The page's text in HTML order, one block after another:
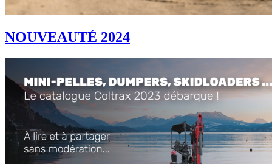
NOUVEAUTÉ 2024